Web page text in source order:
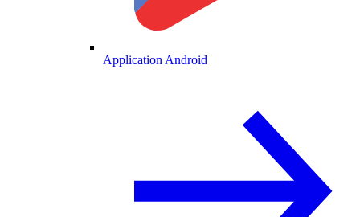
Application Android